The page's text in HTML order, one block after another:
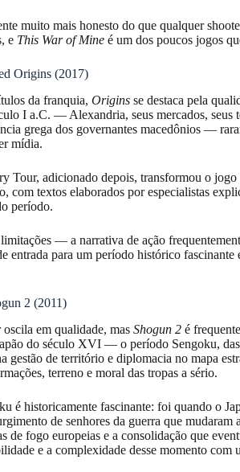
muito mais honesto do que qualquer
e This War of Mine é um dos poucos jogos
Origins (2017)
da franquia, Origins se destaca pela
I a.C. — Alexandria, seus mercados, seus
grega dos governantes macedônios —
mídia.
Tour, adicionado depois, transformou o jogo
com textos elaborados por especialistas
período.
limitações — a narrativa de ação
entrada para um período histórico
2 (2011)
oscila em qualidade, mas Shogun 2 é
do século XVI — o período Sengoku,
de território e diplomacia no mapa
terreno e moral das tropas a sério.
é historicamente fascinante: foi quando o
de senhores da guerra que
de fogo europeias e a consolidação que
e a complexidade desse momento com